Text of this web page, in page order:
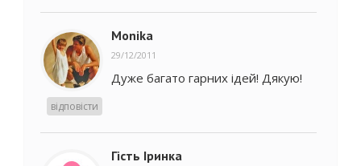
Monika
29/12/2011
Дуже багато гарних ідей! Дякую!
відповісти
Гість Іринка